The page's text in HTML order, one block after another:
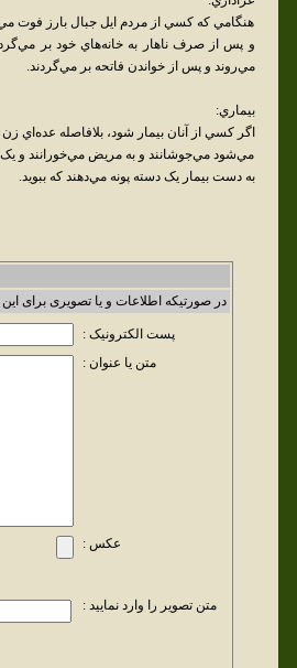
هنگامي که کسي از مردم ايل جبال بارز فوت
و پس از صرف ناهار به خانه‌هاي خود بر
مي‌روند و پس از خواندن فاتحه بر مي‌گردند.
بيماري:
اگر کسي از آنان بيمار شود، بلافاصله عده‌اي
مي‌شود مي‌جوشانند و به مريض مي‌خورانند و يک
به دست بيمار يک دسته پونه مي‌دهند که ببويد.
در صورتیکه اطلاعات و یا تصویری برای
پست الکترونیک :
متن یا عنوان :
عکس :
متن تصویر را وارد نمایید :